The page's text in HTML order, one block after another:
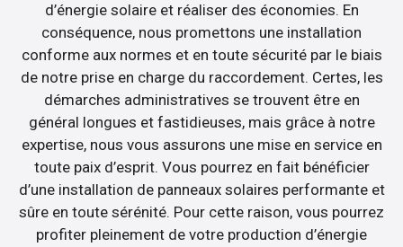
d’énergie solaire et réaliser des économies. En
conséquence, nous promettons une installation
conforme aux normes et en toute sécurité par le biais
de notre prise en charge du raccordement. Certes, les
démarches administratives se trouvent être en
général longues et fastidieuses, mais grâce à notre
expertise, nous vous assurons une mise en service en
toute paix d’esprit. Vous pourrez en fait bénéficier
d’une installation de panneaux solaires performante et
sûre en toute sérénité. Pour cette raison, vous pourrez
profiter pleinement de votre production d’énergie